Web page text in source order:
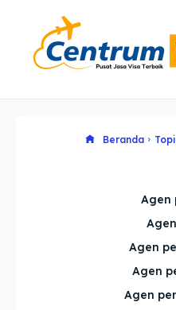
Explore
ExploreBeranda
Agen
Agen
Agen
Agen